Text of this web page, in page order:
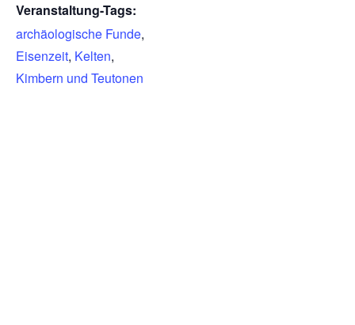
Veranstaltung-Tags:
archäologische Funde,
Eisenzeit, Kelten,
Kimbern und Teutonen